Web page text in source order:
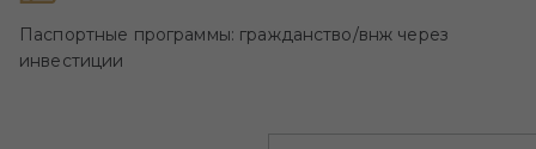
Паспортные программы: гражданство/внж через
инвестиции